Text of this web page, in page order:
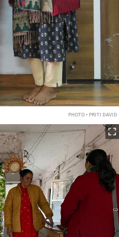
PHOTO • PRITI DAVID